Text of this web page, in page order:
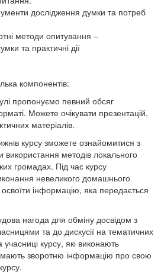
дослідження думки та потреб
методи опитування –
та практичні дії
компонентів:
пропонуємо певний обсяг
Можете очікувати презентацій,
матеріалів.
курсу зможете ознайомитися з
методів локального
громадах. Під час курсу
невеликого домашнього
інформацію, яка передається
нагода для обміну досвідом з
та до дискусії на тематичних
курсу, які виконають
зворотню інформацію про свою